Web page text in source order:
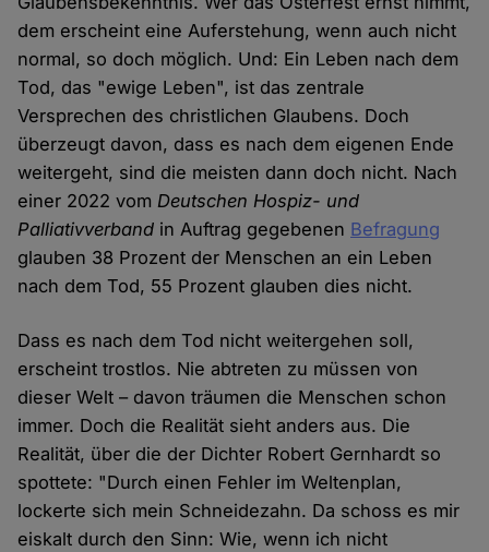
dem erscheint eine Auferstehung, wenn auch nicht
normal, so doch möglich. Und: Ein Leben nach dem
Tod, das "ewige Leben", ist das zentrale
Versprechen des christlichen Glaubens. Doch
überzeugt davon, dass es nach dem eigenen Ende
weitergeht, sind die meisten dann doch nicht. Nach
einer 2022 vomDeutschen Hospiz- und
Palliativverband in Auftrag gegebenen Befragung
glauben 38 Prozent der Menschen an ein Leben
nach dem Tod, 55 Prozent glauben dies nicht.
Dass es nach dem Tod nicht weitergehen soll,
erscheint trostlos. Nie abtreten zu müssen von
dieser Welt – davon träumen die Menschen schon
immer. Doch die Realität sieht anders aus. Die
Realität, über die der Dichter Robert Gernhardt so
spottete: "Durch einen Fehler im Weltenplan,
lockerte sich mein Schneidezahn. Da schoss es mir
eiskalt durch den Sinn: Wie, wenn ich nicht